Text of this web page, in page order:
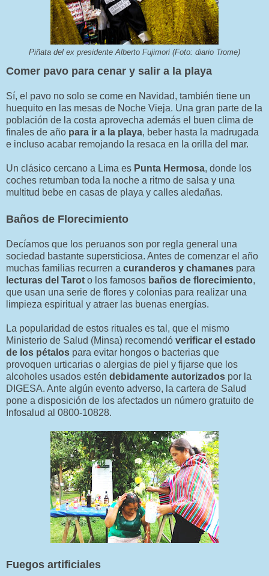
Piñata del ex presidente Alberto Fujimori (Foto: diario Trome)
Comer pavo para cenar y salir a la playa
Sí, el pavo no solo se come en Navidad, también tiene un
huequito en las mesas de Noche Vieja. Una gran parte de la
población de la costa aprovecha además el buen clima de
finales de año para ir a la playa, beber hasta la madrugada
e incluso acabar remojando la resaca en la orilla del mar.
Un clásico cercano a Lima es Punta Hermosa, donde los
coches retumban toda la noche a ritmo de salsa y una
multitud bebe en casas de playa y calles aledañas.
Baños de Florecimiento
Decíamos que los peruanos son por regla general una
sociedad bastante supersticiosa. Antes de comenzar el año
muchas familias recurren a curanderos y chamanes para
lecturas del Tarot o los famosos baños de florecimiento,
que usan una serie de flores y colonias para realizar una
limpieza espiritual y atraer las buenas energías.
La popularidad de estos rituales es tal, que el mismo
Ministerio de Salud (Minsa) recomendó verificar el estado
de los pétalos para evitar hongos o bacterias que
provoquen urticarias o alergias de piel y fijarse que los
alcoholes usados estén debidamente autorizados por la
DIGESA. Ante algún evento adverso, la cartera de Salud
pone a disposición de los afectados un número gratuito de
Infosalud al 0800-10828.
Fuegos artificiales